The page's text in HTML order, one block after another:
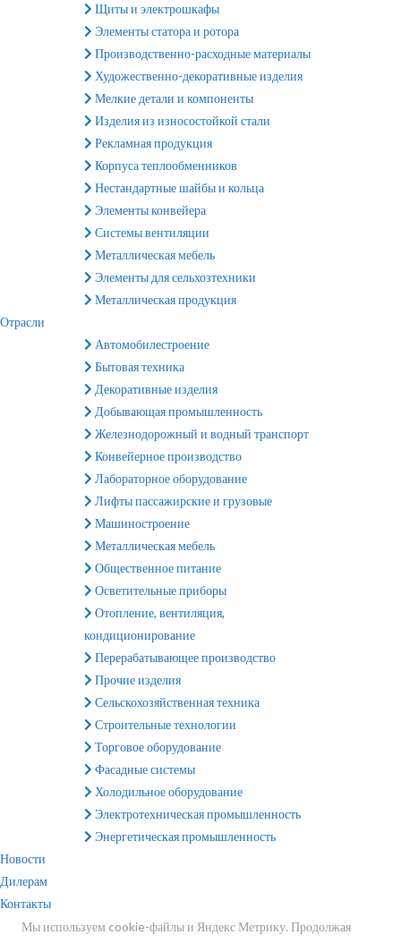
Щиты и электрошкафы
Элементы статора и ротора
Производственно-расходные материалы
Художественно-декоративные изделия
Мелкие детали и компоненты
Изделия из износостойкой стали
Рекламная продукция
Корпуса теплообменников
Нестандартные шайбы и кольца
Элементы конвейера
Системы вентиляции
Металлическая мебель
Элементы для сельхозтехники
Металлическая продукция
Отрасли
Автомобилестроение
Бытовая техника
Декоративные изделия
Добывающая промышленность
Железнодорожный и водный транспорт
Конвейерное производство
Лабораторное оборудование
Лифты пассажирские и грузовые
Машиностроение
Металлическая мебель
Общественное питание
Осветительные приборы
Отопление, вентиляция,
кондиционирование
Перерабатывающее производство
Прочие изделия
Сельскохозяйственная техника
Строительные технологии
Торговое оборудование
Фасадные системы
Холодильное оборудование
Электротехническая промышленность
Энергетическая промышленность
Новости
Дилерам
Контакты
Мы используем cookie-файлы и Яндекс Метрику. Продолжая